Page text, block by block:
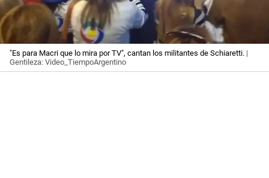
"Es para Macri que lo mira por TV", cantan los militantes de Schiaretti. |
Gentileza: Video_TiempoArgentino